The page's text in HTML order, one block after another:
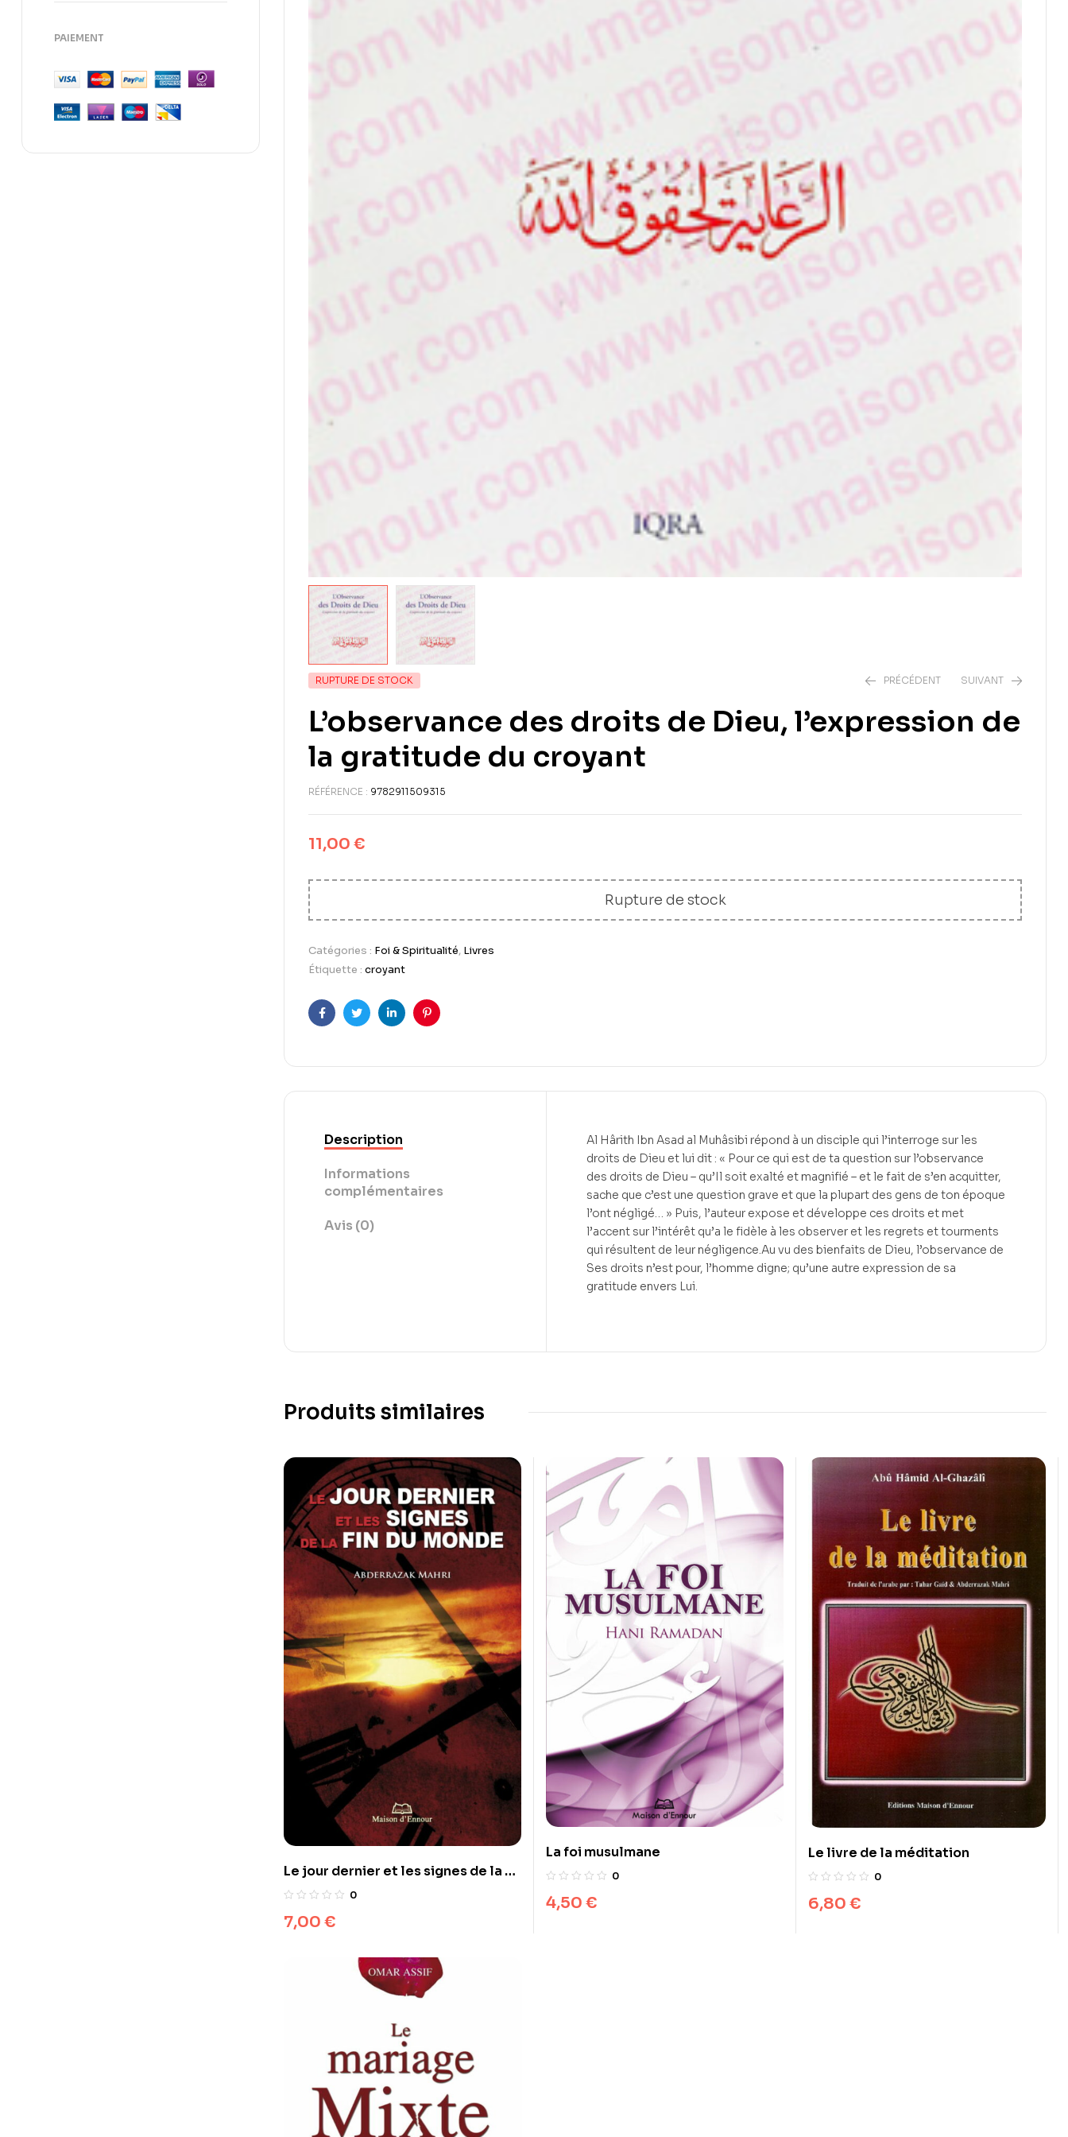
RUPTURE DE STOCK PRÉCÉDENT SUIVANT
L’observance des droits de Dieu, l’expression de
la gratitude du croyant
RÉFÉRENCE : 9782911509315
11,00 €
Rupture de stock
Catégories : Foi & Spiritualité, Livres
Étiquette : croyant
FacebookTwitterLinkedInPinterest
Description
Informations
complémentaires
Avis (0)
Al Hârith Ibn Asad al Muhâsibi répond à un disciple qui l’interroge sur les
droits de Dieu et lui dit : « Pour ce qui est de ta question sur l’observance
des droits de Dieu – qu’Il soit exalté et magnifié – et le fait de s’en acquitter,
sache que c’est une question grave et que la plupart des gens de ton époque
l’ont négligé… » Puis, l’auteur expose et développe ces droits et met
l’accent sur l’intérêt qu’a le fidèle à les observer et les regrets et tourments
qui résultent de leur négligence.Au vu des bienfaits de Dieu, l’observance de
Ses droits n’est pour, l’homme digne; qu’une autre expression de sa
gratitude envers Lui.
Produits similaires
Le jour dernier et les signes de la fin
du monde 0
7,00 €
La foi musulmane
0
4,50 €
Le livre de la méditation
0
6,80 €
PAIEMENT